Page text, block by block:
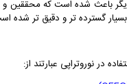
باعث شده است که محققین
گسترده تر و دقیق تر شده
در نوروتراپی عبارتند از: